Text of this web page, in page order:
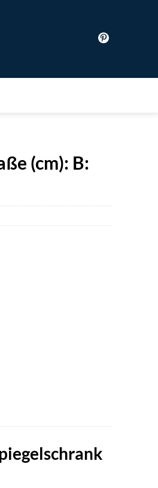
(cm): B: